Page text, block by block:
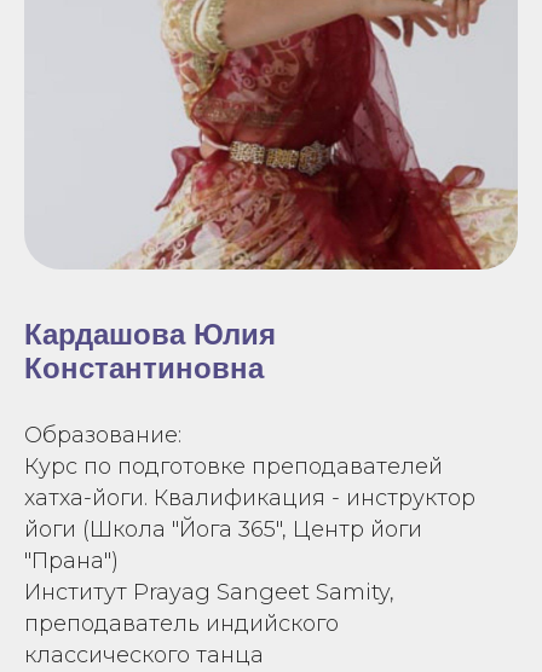
Кардашова Юлия
Константиновна
Образование:
Курс по подготовке преподавателей
хатха-йоги. Квалификация - инструктор
йоги (Школа "Йога 365", Центр йоги
"Прана")
Институт Prayag Sangeet Samity,
преподаватель индийского
классического танца